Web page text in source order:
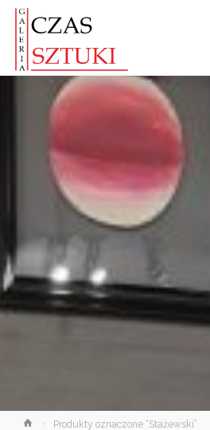
StronaProdukty oznaczone “Stażewski”